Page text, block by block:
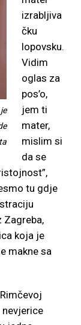
izrabljiva
čku
lopovsku.
Vidim
oglas za
pos’o,
jem ti
mater,
mislim si
da se
tu gdje
koja je
makne sa